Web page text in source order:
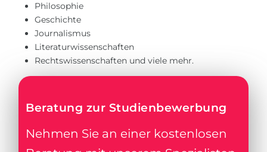
Philosophie
Geschichte
Journalismus
Literaturwissenschaften
Rechtswissenschaften und viele mehr.
Beratung zur Studienbewerbung
Nehmen Sie an einer kostenlosen